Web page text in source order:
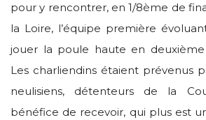
pour y rencontrer, en 1/8ème de
la Loire, l’équipe première
jouer la poule haute en deuxième
Les charliendins étaient prévenus
neulisiens, détenteurs de la
bénéfice de recevoir, qui plus est